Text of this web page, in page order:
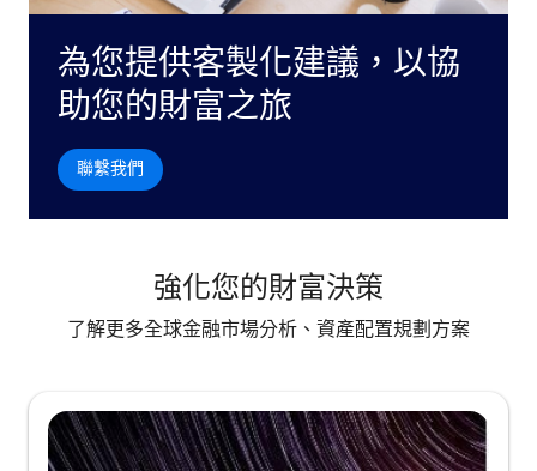
為您提供客製化建議，以協
助您的財富之旅
聯繫我們
強化您的財富決策
了解更多全球金融市場分析、資產配置規劃方案